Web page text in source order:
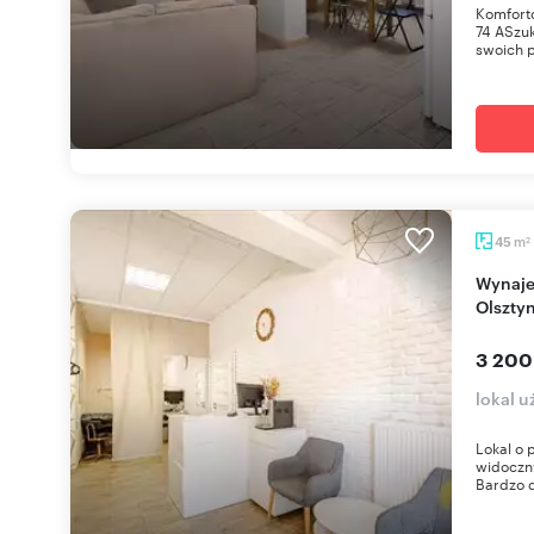
74
swoich
45 m2
Wynajem lokal 45 m2 przy Armii Krajowej w
3
lokal
Lokal o
Bardzo